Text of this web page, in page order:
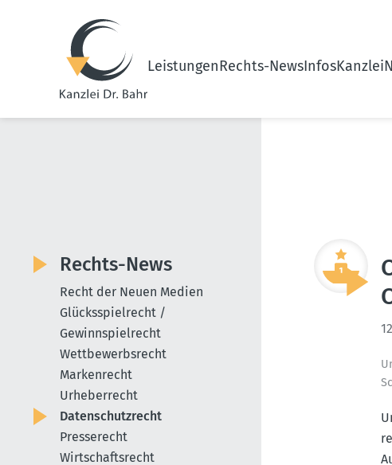
LeistungenRechts-NewsInfosKanzlei
Rechts-News
Recht der Neuen Medien
Glücksspielrecht /
Gewinnspielrecht
Wettbewerbsrecht
Markenrecht
Urheberrecht
Datenschutzrecht
Presserecht
Wirtschaftsrecht